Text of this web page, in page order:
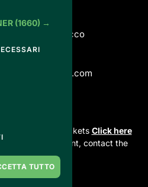
- Escursioni
Michele 1
Brianza, Lecco
in purchasing tickets Click here
and the event, contact the
.
statement
(1660) →
TUTTO